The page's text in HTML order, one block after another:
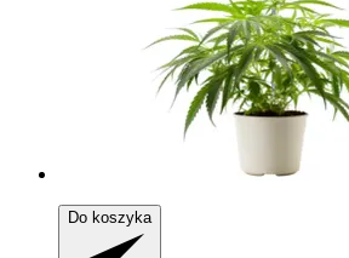
Do koszyka